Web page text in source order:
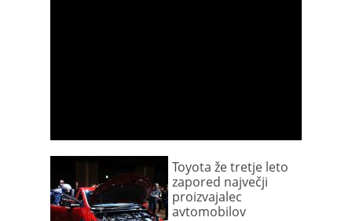
Toyota že tretje leto
zapored največji
proizvajalec
avtomobilov